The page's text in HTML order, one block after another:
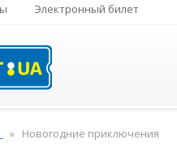
Электронный билет
Новогодние приключения